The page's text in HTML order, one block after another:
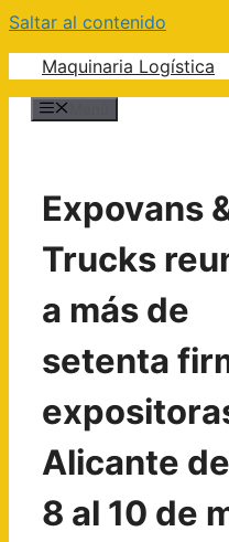
Saltar al contenido
Maquinaria Logística
Expovans
Trucks
a más de
setenta
Alicante
8 al 10 de